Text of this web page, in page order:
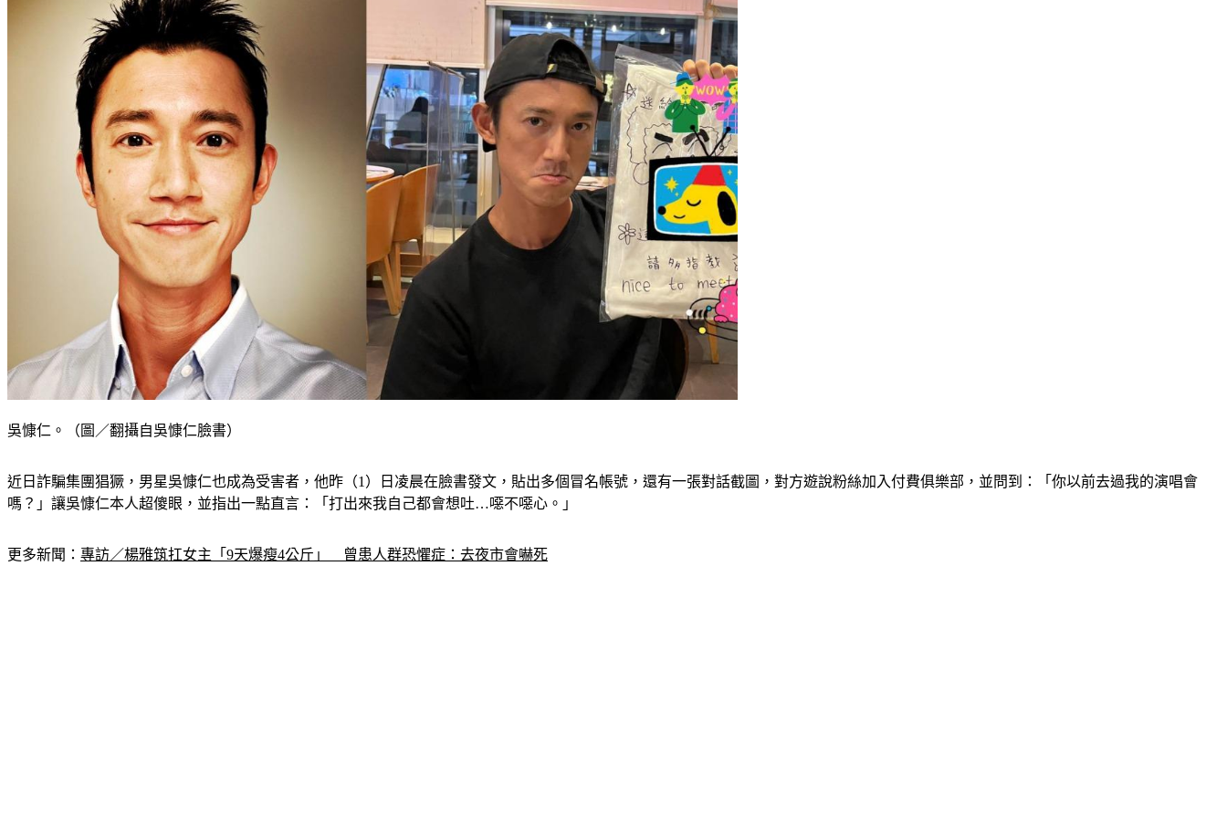
吳慷仁。（圖／翻攝自吳慷仁臉書）
近日詐騙集團猖獗，男星吳慷仁也成為受害者，他昨（1）日凌晨在臉書發文，貼出多個冒名帳號，還有一張對話截圖，對方遊說粉絲加入付費俱樂部，並問到：「你以前去過我的演唱會
嗎？」讓吳慷仁本人超傻眼，並指出一點直言：「打出來我自己都會想吐…噁不噁心。」
更多新聞： 專訪／楊雅筑扛女主「9天爆瘦4公斤」　曾患人群恐懼症：去夜市會嚇死